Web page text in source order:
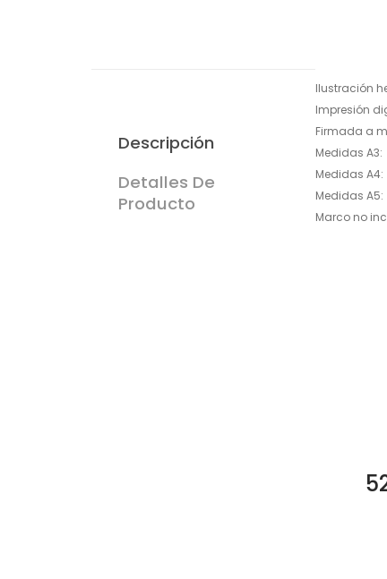
Descripción
Detalles De
Producto
Ilustración
Impresión
Firmada a
Medidas A3:
Medidas A4:
Medidas A5:
Marco no